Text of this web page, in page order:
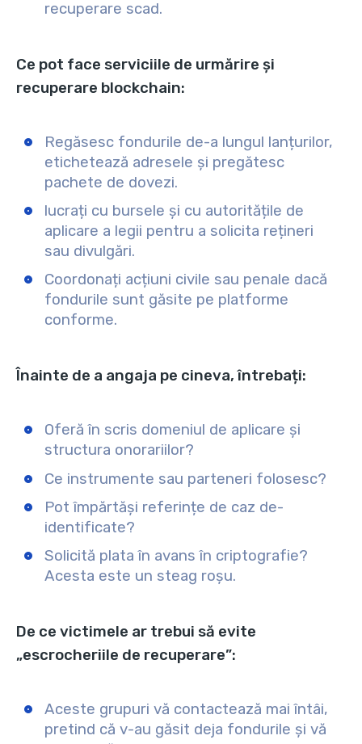
recuperare scad.
Ce pot face serviciile de urmărire și
recuperare blockchain:
Regăsesc fondurile de-a lungul lanțurilor,
etichetează adresele și pregătesc
pachete de dovezi.
lucrați cu bursele și cu autoritățile de
aplicare a legii pentru a solicita rețineri
sau divulgări.
Coordonați acțiuni civile sau penale dacă
fondurile sunt găsite pe platforme
conforme.
Înainte de a angaja pe cineva, întrebați:
Oferă în scris domeniul de aplicare și
structura onorariilor?
Ce instrumente sau parteneri folosesc?
Pot împărtăși referințe de caz de-
identificate?
Solicită plata în avans în criptografie?
Acesta este un steag roșu.
De ce victimele ar trebui să evite
„escrocheriile de recuperare”:
Aceste grupuri vă contactează mai întâi,
pretind că v-au găsit deja fondurile și vă